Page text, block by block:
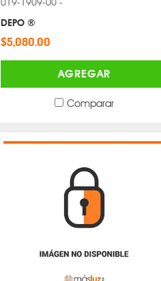
DEPO ®
$5,080.00
AGREGAR
Comparar